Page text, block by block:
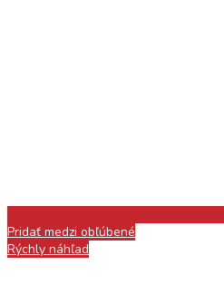
Pridať medzi obľúbené
Rýchly náhľad